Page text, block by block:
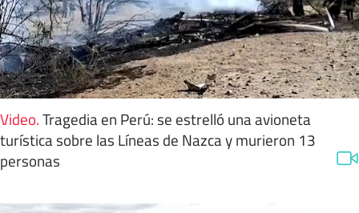
Video.Tragedia en Perú: se estrelló una avioneta
turística sobre las Líneas de Nazca y murieron 13
personas